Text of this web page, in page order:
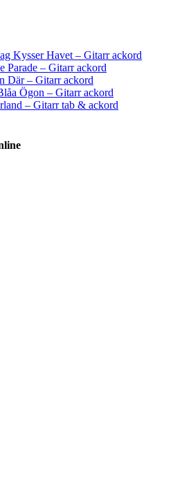
Kysser Havet – Gitarr ackord
– Gitarr ackord
Där – Gitarr ackord
Ögon – Gitarr ackord
– Gitarr tab & ackord